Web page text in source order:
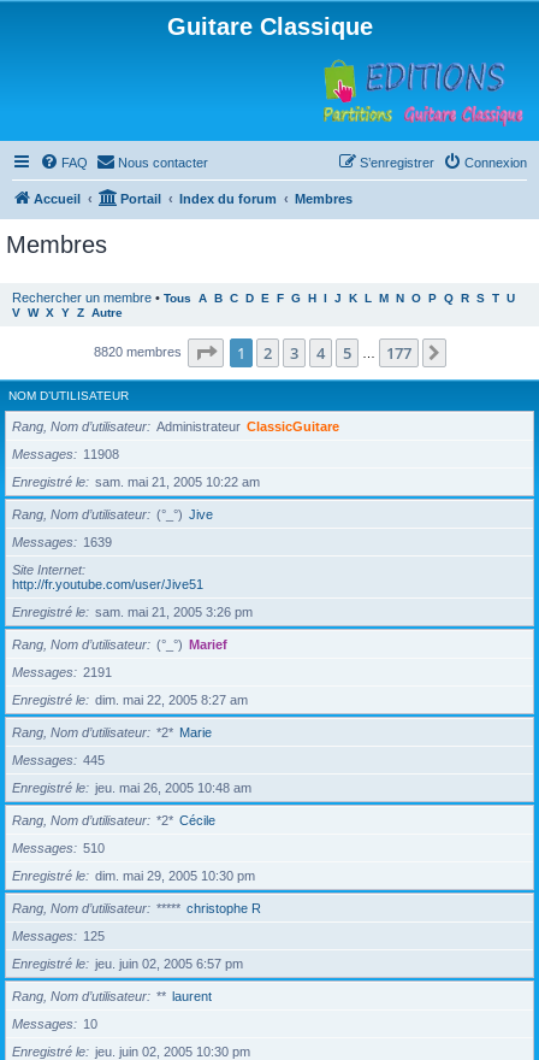
Guitare Classique
FAQ Nous contacter Connexion
S’enregistrer
Accueil Portail Index du forum Membres
Membres
Rechercher un membre • Tous A B C D E F G H I J K L M N O P Q R S T U
V W X Y Z Autre
8820 membres Page 1sur177
1 2 3 4 5 177
NOM D’UTILISATEUR
Rang, Nom d’utilisateur Administrateur ClassicGuitare
Messages
11908
Enregistré le
sam. mai 21, 2005 10:22 am
Rang, Nom d’utilisateur (°_°) Jive
Messages
1639
Site Internet
http://fr.youtube.com/user/Jive51
Enregistré le
sam. mai 21, 2005 3:26 pm
Rang, Nom d’utilisateur (°_°) Marief
Messages
2191
Enregistré le
dim. mai 22, 2005 8:27 am
Rang, Nom d’utilisateur *2* Marie
Messages
445
Enregistré le
jeu. mai 26, 2005 10:48 am
Rang, Nom d’utilisateur *2* Cécile
Messages
510
Enregistré le
dim. mai 29, 2005 10:30 pm
Rang, Nom d’utilisateur ***** christophe R
Messages
125
Enregistré le
jeu. juin 02, 2005 6:57 pm
Rang, Nom d’utilisateur ** laurent
Messages
10
Enregistré le
jeu. juin 02, 2005 10:30 pm